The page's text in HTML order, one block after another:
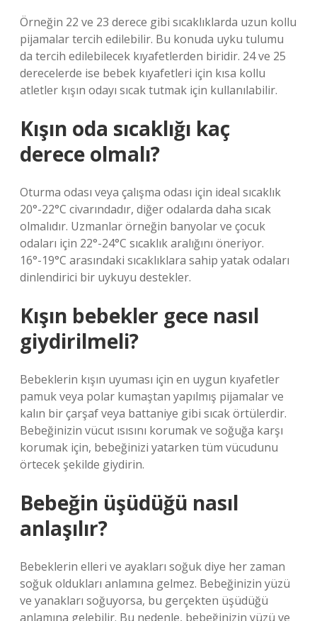
Örneğin 22 ve 23 derece gibi sıcaklıklarda uzun kollu
pijamalar tercih edilebilir. Bu konuda uyku tulumu
da tercih edilebilecek kıyafetlerden biridir. 24 ve 25
derecelerde ise bebek kıyafetleri için kısa kollu
atletler kışın odayı sıcak tutmak için kullanılabilir.
Kışın oda sıcaklığı kaç
derece olmalı?
Oturma odası veya çalışma odası için ideal sıcaklık
20°-22°C civarındadır, diğer odalarda daha sıcak
olmalıdır. Uzmanlar örneğin banyolar ve çocuk
odaları için 22°-24°C sıcaklık aralığını öneriyor.
16°-19°C arasındaki sıcaklıklara sahip yatak odaları
dinlendirici bir uykuyu destekler.
Kışın bebekler gece nasıl
giydirilmeli?
Bebeklerin kışın uyuması için en uygun kıyafetler
pamuk veya polar kumaştan yapılmış pijamalar ve
kalın bir çarşaf veya battaniye gibi sıcak örtülerdir.
Bebeğinizin vücut ısısını korumak ve soğuğa karşı
korumak için, bebeğinizi yatarken tüm vücudunu
örtecek şekilde giydirin.
Bebeğin üşüdüğü nasıl
anlaşılır?
Bebeklerin elleri ve ayakları soğuk diye her zaman
soğuk oldukları anlamına gelmez. Bebeğinizin yüzü
ve yanakları soğuyorsa, bu gerçekten üşüdüğü
anlamına gelebilir. Bu nedenle, bebeğinizin yüzü ve